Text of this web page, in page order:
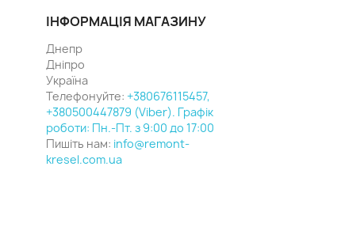
ІНФОРМАЦІЯ МАГАЗИНУ
Днепр
Дніпро
Україна
Телефонуйте: +380676115457,
+380500447879 (Viber). Графік
роботи: Пн.-Пт. з 9:00 до 17:00
Пишіть нам: info@remont-
kresel.com.ua